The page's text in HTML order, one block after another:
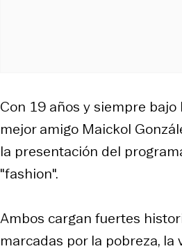
Con 19 años y siempre bajo
mejor amigo Maickol
la presentación del
"fashion".
Ambos cargan fuertes
marcadas por la pobreza, la